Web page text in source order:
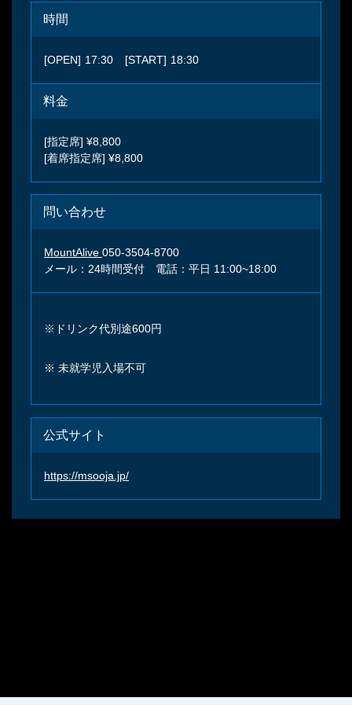
時間
[OPEN] 17:30 [START] 18:30
料金
[指定席] ¥8,800
[着席指定席] ¥8,800
問い合わせ
MountAlive 050-3504-8700
メール：24時間受付 電話：平日 11:00~18:00
※ドリンク代別途600円
※ 未就学児入場不可
公式サイト
https://msooja.jp/